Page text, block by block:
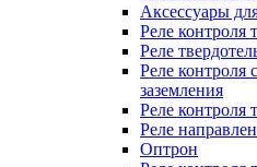
Аксессуары
Реле контроля
Реле
Реле контроля
заземления
Реле контроля
Реле
Оптрон